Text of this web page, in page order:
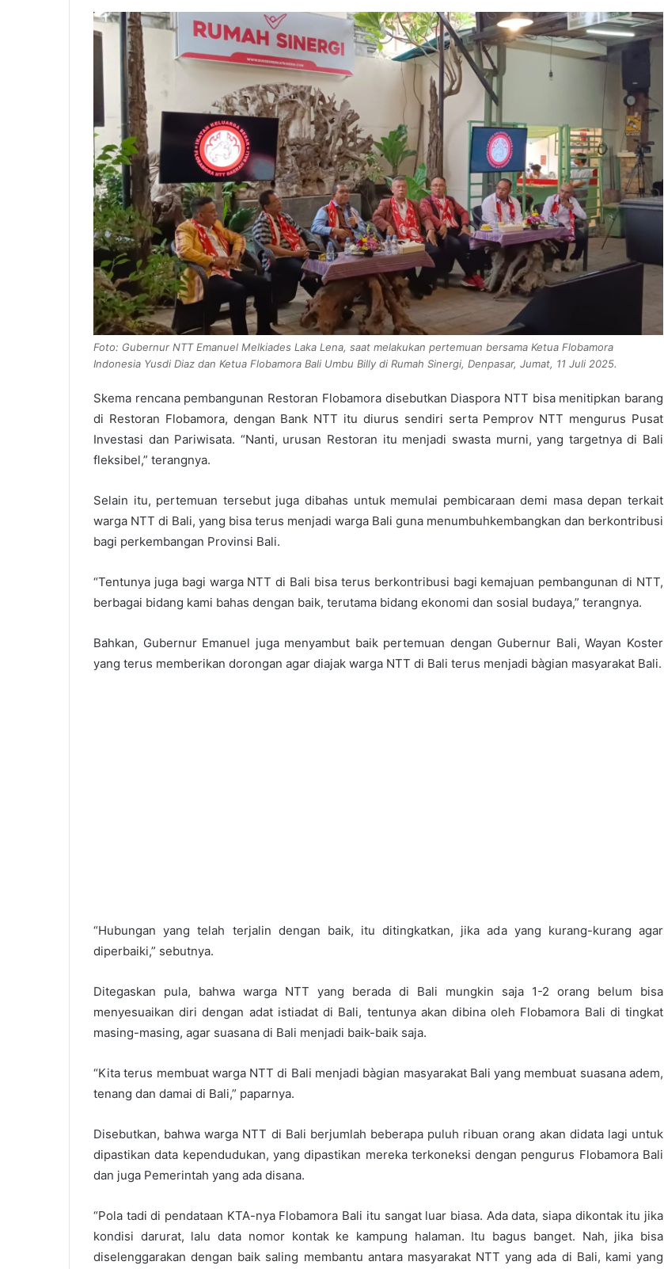
Foto: Gubernur NTT Emanuel Melkiades Laka Lena, saat melakukan pertemuan bersama Ketua Flobamora
Indonesia Yusdi Diaz dan Ketua Flobamora Bali Umbu Billy di Rumah Sinergi, Denpasar, Jumat, 11 Juli 2025.
Skema rencana pembangunan Restoran Flobamora disebutkan Diaspora NTT bisa menitipkan barang
di Restoran Flobamora, dengan Bank NTT itu diurus sendiri serta Pemprov NTT mengurus Pusat
Investasi dan Pariwisata. “Nanti, urusan Restoran itu menjadi swasta murni, yang targetnya di Bali
fleksibel,” terangnya.
Selain itu, pertemuan tersebut juga dibahas untuk memulai pembicaraan demi masa depan terkait
warga NTT di Bali, yang bisa terus menjadi warga Bali guna menumbuhkembangkan dan berkontribusi
bagi perkembangan Provinsi Bali.
“Tentunya juga bagi warga NTT di Bali bisa terus berkontribusi bagi kemajuan pembangunan di NTT,
berbagai bidang kami bahas dengan baik, terutama bidang ekonomi dan sosial budaya,” terangnya.
Bahkan, Gubernur Emanuel juga menyambut baik pertemuan dengan Gubernur Bali, Wayan Koster
yang terus memberikan dorongan agar diajak warga NTT di Bali terus menjadi bàgian masyarakat Bali.
“Hubungan yang telah terjalin dengan baik, itu ditingkatkan, jika ada yang kurang-kurang agar
diperbaiki,” sebutnya.
Ditegaskan pula, bahwa warga NTT yang berada di Bali mungkin saja 1-2 orang belum bisa
menyesuaikan diri dengan adat istiadat di Bali, tentunya akan dibina oleh Flobamora Bali di tingkat
masing-masing, agar suasana di Bali menjadi baik-baik saja.
“Kita terus membuat warga NTT di Bali menjadi bàgian masyarakat Bali yang membuat suasana adem,
tenang dan damai di Bali,” paparnya.
Disebutkan, bahwa warga NTT di Bali berjumlah beberapa puluh ribuan orang akan didata lagi untuk
dipastikan data kependudukan, yang dipastikan mereka terkoneksi dengan pengurus Flobamora Bali
dan juga Pemerintah yang ada disana.
“Pola tadi di pendataan KTA-nya Flobamora Bali itu sangat luar biasa. Ada data, siapa dikontak itu jika
kondisi darurat, lalu data nomor kontak ke kampung halaman. Itu bagus banget. Nah, jika bisa
diselenggarakan dengan baik saling membantu antara masyarakat NTT yang ada di Bali, kami yang